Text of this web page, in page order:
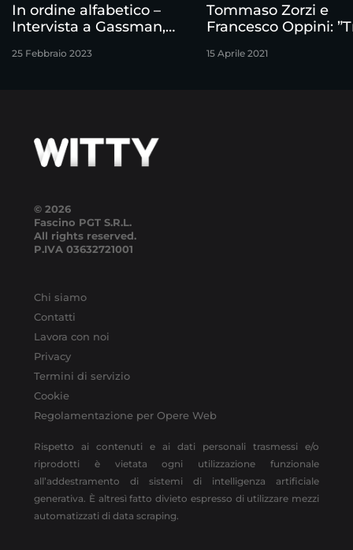
In ordine alfabetico –
Intervista a Gassman,
25 Febbraio 2023
Tommaso Zorzi e
Francesco Oppini:
15 Aprile 2021
© 2026
Fascino PGT S.R.L.
All rights reserved.
P.IVA 03632721001
Chi siamo
Contatti
Lavora con noi
Privacy
Termini di servizio
Cookie
Regolamentazione per Opere Web
Rispetto ai contenuti e ai dati personali trasmessi e/o
riprodotti è vietata ogni utilizzazione funzionale
all’addestramento di sistemi di intelligenza artificiale
generativa. È altresì fatto divieto espresso di utilizzare mezzi
automatizzati di data scraping.